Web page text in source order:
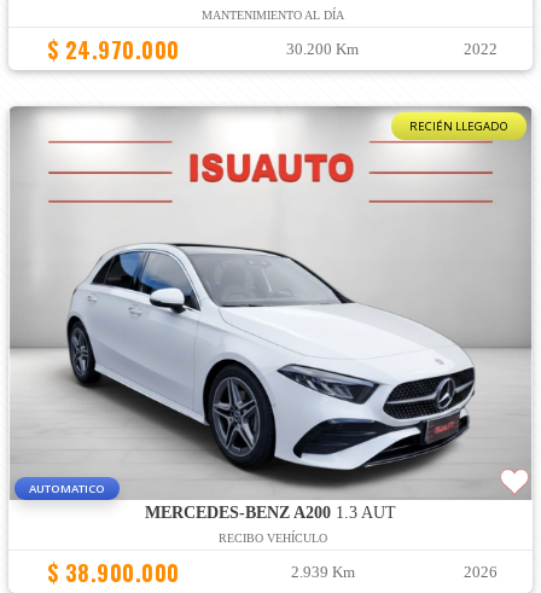
MANTENIMIENTO AL DÍA
$ 24.970.000 30.200 Km 2022
RECIÉN LLEGADO
AUTOMATICO
MERCEDES-BENZ A2001.3 AUT
RECIBO VEHÍCULO
$ 38.900.000 2.939 Km 2026